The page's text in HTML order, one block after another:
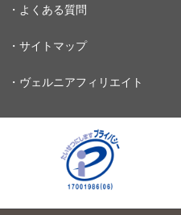
・よくある質問
・サイトマップ
・ヴェルニアフィリエイト